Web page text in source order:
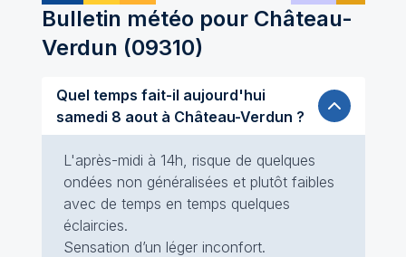
Bulletin météo pour Château-
Verdun (09310)
Quel temps fait-il aujourd'hui
samedi 8 aout à Château-Verdun ?
L'après-midi à 14h, risque de quelques
ondées non généralisées et plutôt faibles
avec de temps en temps quelques
éclaircies.
Sensation d’un léger inconfort.